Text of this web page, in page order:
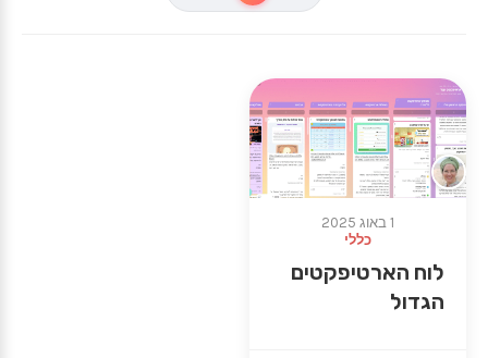
1 באוג 2025
כללי
לוח הארטיפקטים
הגדול